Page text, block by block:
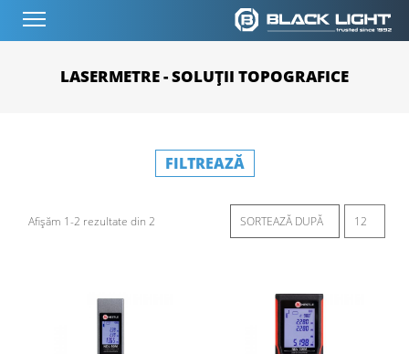
LASERMETRE - SOLUȚII TOPOGRAFICE
FILTREAZĂ
Afișăm 1-2 rezultate din 2